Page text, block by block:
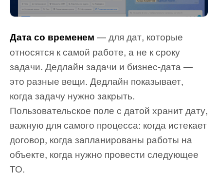
Дата со временем — для дат, которые
относятся к самой работе, а не к сроку
задачи. Дедлайн задачи и бизнес-дата —
это разные вещи. Дедлайн показывает,
когда задачу нужно закрыть.
Пользовательское поле с датой хранит дату,
важную для самого процесса: когда истекает
договор, когда запланированы работы на
объекте, когда нужно провести следующее
ТО.